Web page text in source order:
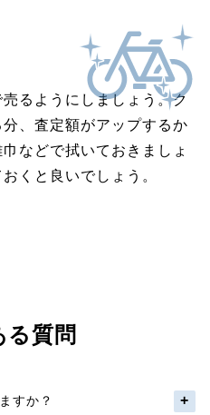
るようにしましょう。ク
、査定額がアップするか
などで拭いておきましょ
くと良いでしょう。
る質問
すか？